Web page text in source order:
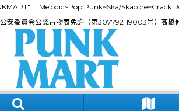
「Melodic~Pop Punk~Ska/Skacore~Crack
安委員会公認古物商免許（第307792119003号）髙橋